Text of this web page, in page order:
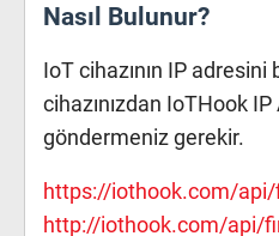
Nasıl Bulunur?
IoT cihazının IP adresini
cihazınızdan IoTHook
göndermeniz gerekir.
https://iothook.com/
http://iothook.com/api/